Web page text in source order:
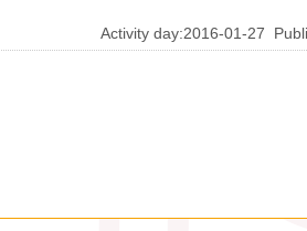
Activity day:2016-01-27